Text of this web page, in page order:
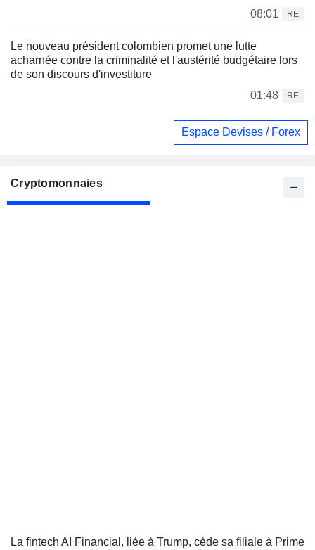
08:01
RE
Le nouveau président colombien promet une lutte
acharnée contre la criminalité et l'austérité budgétaire lors
de son discours d'investiture
01:48
RE
Espace Devises / Forex
Cryptomonnaies
La fintech AI Financial, liée à Trump, cède sa filiale à Prime